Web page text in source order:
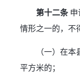
第十二条 申
情形之一的，不
（一）在
平方米的；